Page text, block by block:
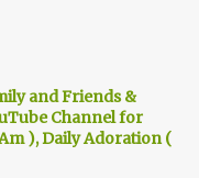
and Friends &
Channel for
), Daily Adoration (